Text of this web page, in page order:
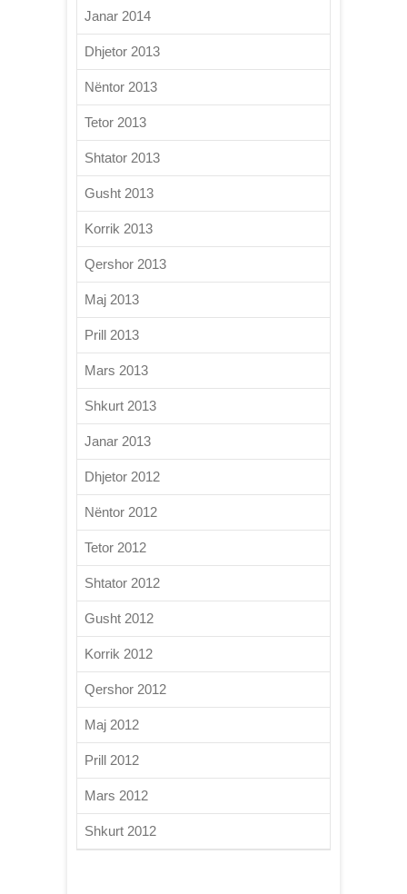
Janar 2014
Dhjetor 2013
Nëntor 2013
Tetor 2013
Shtator 2013
Gusht 2013
Korrik 2013
Qershor 2013
Maj 2013
Prill 2013
Mars 2013
Shkurt 2013
Janar 2013
Dhjetor 2012
Nëntor 2012
Tetor 2012
Shtator 2012
Gusht 2012
Korrik 2012
Qershor 2012
Maj 2012
Prill 2012
Mars 2012
Shkurt 2012